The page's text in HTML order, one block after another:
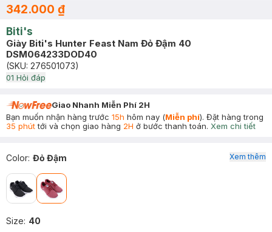
342.000 ₫
Biti's
Giày Biti's Hunter Feast Nam Đỏ Đậm 40
DSM064233DOD40
(SKU: 276501073)
01 Hỏi đáp
Giao Nhanh Miễn Phí 2H
Bạn muốn nhận hàng trước 15h hôm nay (Miễn phí). Đặt hàng trong
35 phúttới và chọn giao hàng 2H ở bước thanh toán. Xem chi tiết
Color: Đỏ Đậm
Size: 40
Xem thêm